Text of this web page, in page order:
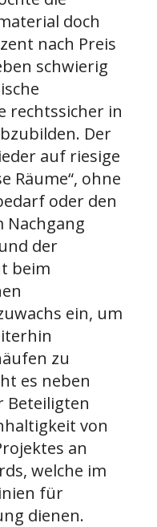
doch
nach Preis
schwierig
rechtssicher in
Der
auf riesige
Räume“, ohne
oder den
Nachgang
der
beim
ein, um
zu
es neben
Beteiligten
von
an
welche im
für
dienen.